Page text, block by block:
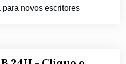
para novos escritores